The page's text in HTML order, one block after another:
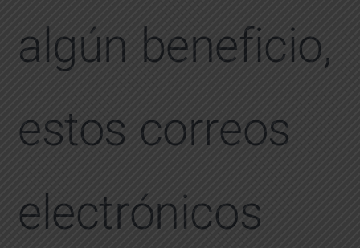
algún beneficio,
estos correos
electrónicos